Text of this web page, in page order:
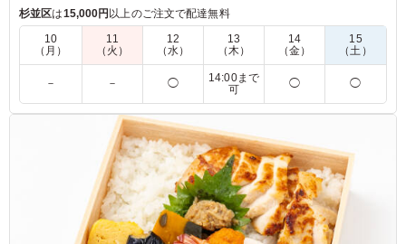
で、朝食や軽食に最適な一品です。彩り豊かな具材が目を引
き、食べる楽しさを引き立てます。
※サンドイッチはラップに包んでお届けします。
おにぎりとパンが選べるだけでありがたいのにロールサン
ドと食パンサンドウィッチが選べてバリエーション出せる
ので最高です。ツナポテトは好みだとはおもいますがポテ
トの食感がじゃまなのでツナマヨをたっぷりでもよかった
杉並区は15,000円以上のご注文で配達無料
10
（月）
11
（火）
12
（水）
13
（木）
14
（金）
15
（土）
－ － ◯
14:00まで
可
◯ ◯